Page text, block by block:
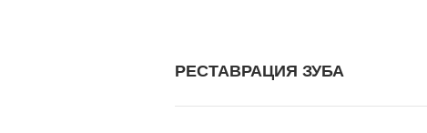
РЕСТАВРАЦИЯ ЗУБА